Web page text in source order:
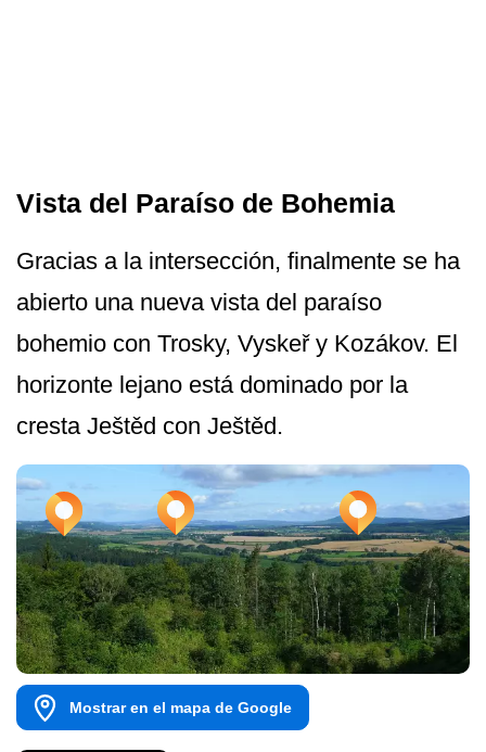
Vista del Paraíso de Bohemia
Gracias a la intersección, finalmente se ha
abierto una nueva vista del paraíso
bohemio con Trosky, Vyskeř y Kozákov. El
horizonte lejano está dominado por la
cresta Ještěd con Ještěd.
Mostrar en el mapa de Google